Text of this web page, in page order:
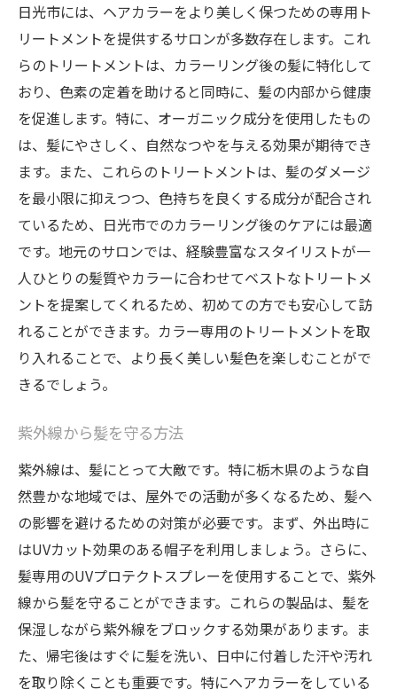
日光市には、ヘアカラーをより美しく保つための専用ト
リートメントを提供するサロンが多数存在します。これ
らのトリートメントは、カラーリング後の髪に特化して
おり、色素の定着を助けると同時に、髪の内部から健康
を促進します。特に、オーガニック成分を使用したもの
は、髪にやさしく、自然なつやを与える効果が期待でき
ます。また、これらのトリートメントは、髪のダメージ
を最小限に抑えつつ、色持ちを良くする成分が配合され
ているため、日光市でのカラーリング後のケアには最適
です。地元のサロンでは、経験豊富なスタイリストが一
人ひとりの髪質やカラーに合わせてベストなトリートメ
ントを提案してくれるため、初めての方でも安心して訪
れることができます。カラー専用のトリートメントを取
り入れることで、より長く美しい髪色を楽しむことがで
きるでしょう。
紫外線から髪を守る方法
紫外線は、髪にとって大敵です。特に栃木県のような自
然豊かな地域では、屋外での活動が多くなるため、髪へ
の影響を避けるための対策が必要です。まず、外出時に
はUVカット効果のある帽子を利用しましょう。さらに、
髪専用のUVプロテクトスプレーを使用することで、紫外
線から髪を守ることができます。これらの製品は、髪を
保湿しながら紫外線をブロックする効果があります。ま
た、帰宅後はすぐに髪を洗い、日中に付着した汗や汚れ
を取り除くことも重要です。特にヘアカラーをしている